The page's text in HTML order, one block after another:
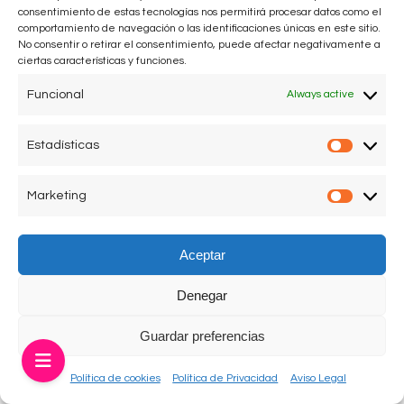
consentimiento de estas tecnologías nos permitirá procesar datos como el
comportamiento de navegación o las identificaciones únicas en este sitio.
No consentir o retirar el consentimiento, puede afectar negativamente a
ciertas características y funciones.
Funcional Always active
Estadísticas
Marketing
Aceptar
Denegar
Guardar preferencias
Política de cookies Política de Privacidad Aviso Legal
Agatha Ruiz de la Prada en el Podcast Podium en el
programa “Vostok 6” temporada 2 episodio 7 del grupo
PRISA
Foto: Vostok6
Aviso legal Política de Privacidad Política de Cookies